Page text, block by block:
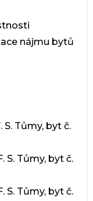
nájmu bytů
S. Tůmy, byt č.
S. Tůmy, byt č.
S. Tůmy, byt č.